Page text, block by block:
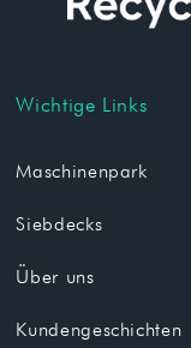
Wichtige Links
Maschinenpark
Siebdecks
Über uns
Kundengeschichten